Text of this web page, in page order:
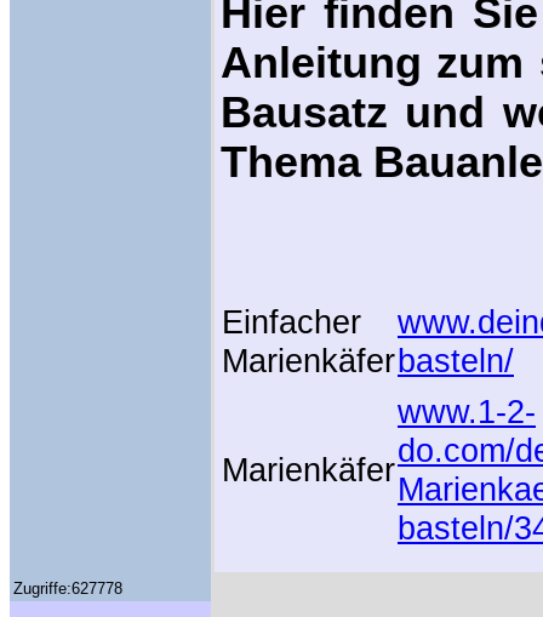
Hier finden
Anleitung zum
Bausatz und
Thema
Einfacher
Marienkäferbasteln/
Marienkäfer
www.1-2-
do.com/
basteln/
Zugriffe:627778